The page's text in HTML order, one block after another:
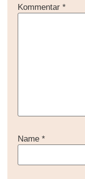
Kommentar*
Name*